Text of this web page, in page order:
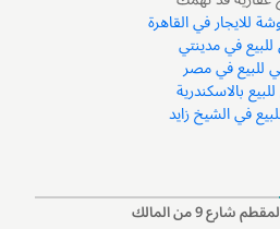
9 من المالك
للايجار في القاهرة
في مدينتي
للبيع في مصر
بالاسكندرية
في الشيخ زايد